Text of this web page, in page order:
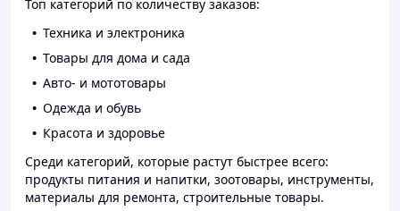
Топ категорий по количеству заказов:
Техника и электроника
Товары для дома и сада
Авто- и мототовары
Одежда и обувь
Красота и здоровье
Среди категорий, которые растут быстрее всего:
продукты питания и напитки, зоотовары, инструменты,
материалы для ремонта, строительные товары.